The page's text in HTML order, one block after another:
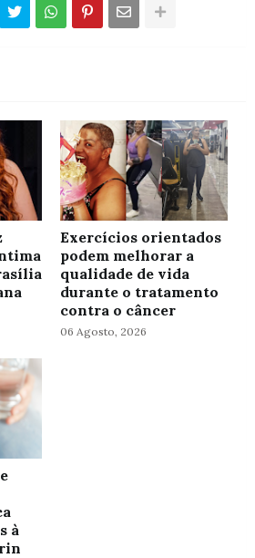
Exercícios orientados
podem melhorar a
qualidade de vida
durante o tratamento
contra o câncer
06 Agosto, 2026
à